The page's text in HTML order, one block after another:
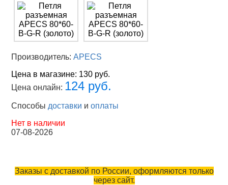
Производитель:APECS
Цена в магазине: 130 руб.
Цена онлайн: 124 руб.
Способы доставки иоплаты
Нет в наличии
07-08-2026
Заказы с доставкой по России, оформляются только
через сайт.